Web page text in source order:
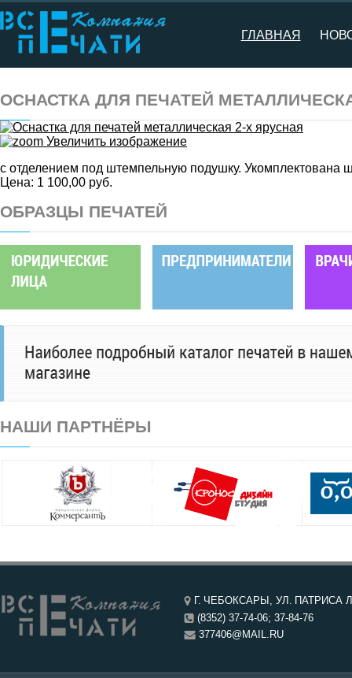
ГЛАВНАЯ
ОСНАСТКА ДЛЯ ПЕЧАТЕЙ
Увеличить изображение
с отделением под штемпельную подушку. Укомплектована
Цена: 1 100,00 руб.
ОБРАЗЦЫ ПЕЧАТЕЙ
НАШИ ПАРТНЁРЫ
Г. ЧЕБОКСАРЫ, УЛ. ПАТРИСА
(8352) 37-74-06; 37-84-76
377406@MAIL.RU